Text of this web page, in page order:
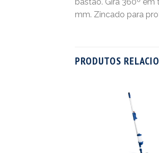
mm. Zincado para
PRODUTOS